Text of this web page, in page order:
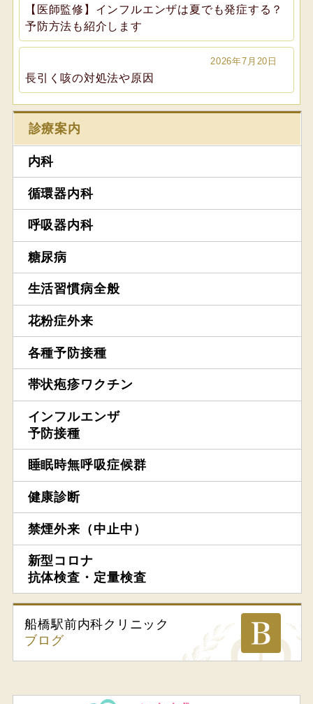
【医師監修】インフルエンザは夏でも発症する？
予防方法も紹介します
2026年7月20日
長引く咳の対処法や原因
診療案内
内科
循環器内科
呼吸器内科
糖尿病
生活習慣病全般
花粉症外来
各種予防接種
帯状疱疹ワクチン
インフルエンザ
予防接種
睡眠時無呼吸症候群
健康診断
禁煙外来（中止中）
新型コロナ
抗体検査・定量検査
船橋駅前内科クリニック
ブログ